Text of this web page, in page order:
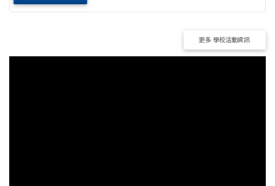
更多 學校活動資訊